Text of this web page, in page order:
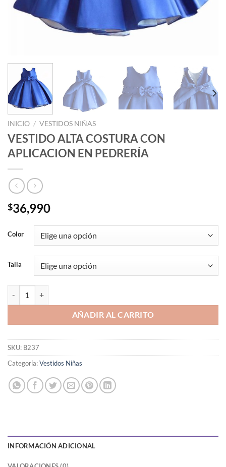
INICIO / VESTIDOS NIÑAS
VESTIDO ALTA COSTURA CON
APLICACION EN PEDRERÍA
$36,990
Color
Talla
AÑADIR AL CARRITO
SKU: B237
Categoría:Vestidos Niñas
INFORMACIÓN ADICIONAL